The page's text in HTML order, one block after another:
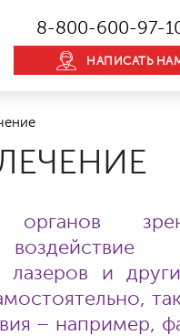
8-800-600-97-
НАПИСАТЬ
органов
лазеров и
– например,